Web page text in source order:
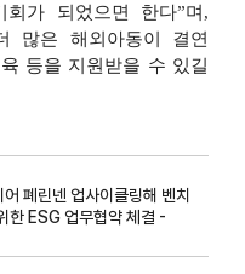
회가 되었으면 한다”며 ,
많은 해외아동이 결연
등을 지원받을 수 있길
폐린넨 업사이클링해 벤치
한 ESG 업무협약 체결 -